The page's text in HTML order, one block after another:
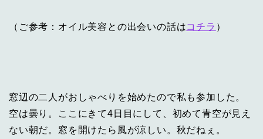
（ご参考：オイル美容との出会いの話はコチラ ）
窓辺の二人がおしゃべりを始めたので私も参加した。
空は曇り。ここにきて4日目にして、初めて青空が見え
ない朝だ。窓を開けたら風が涼しい。秋だねぇ。